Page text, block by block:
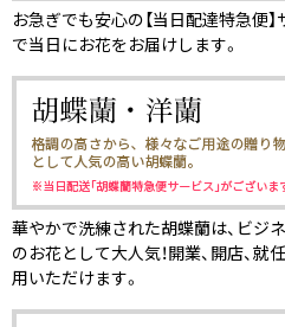
お急ぎでも安心の【当日配達特急便
で当日にお花をお届けします。
華やかで洗練された胡蝶蘭は、ビジ
のお花として大人気！開業、開店、就
用いただけます。